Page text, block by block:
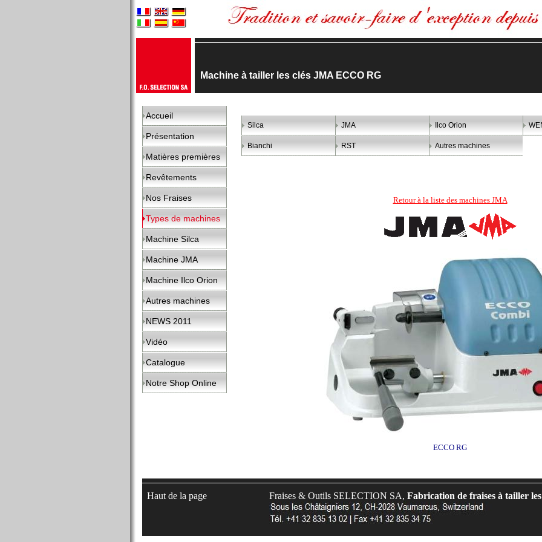
Machine à tailler les clés JMA ECCO RG
Accueil
Présentation
Matières premières
Revêtements
Nos Fraises
Types de machines
Machine Silca
Machine JMA
Machine Ilco Orion
Autres machines
NEWS 2011
Vidéo
Catalogue
Notre Shop Online
Silca JMA Ilco Orion
Bianchi RST Autres machines
Retour à la liste des machines JMA
ECCO RG
Haut de la page Fraises & Outils SELECTION SA, Fabrication de fraises à tailler les